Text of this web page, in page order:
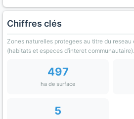
Chiffres clés
Zones naturelles protegees au titre du
(habitats et especes d’interet communautaire).
497
ha de surface
5